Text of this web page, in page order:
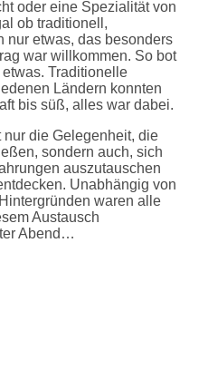
oder eine Spezialität von
ob traditionell,
nur etwas, das besonders
war willkommen. So bot
Traditionelle
Ländern konnten
bis süß, alles war dabei.
nur die Gelegenheit, die
sondern auch, sich
auszutauschen
Unabhängig von
waren alle
Austausch
Abend…